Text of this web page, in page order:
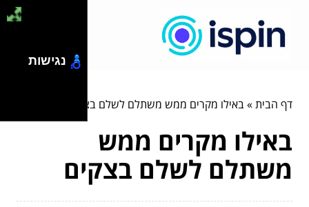
דף הבית»באילו מקרים ממש משתלם לשלם בצקים
באילו מקרים ממש
משתלם לשלם בצקים
נגישות